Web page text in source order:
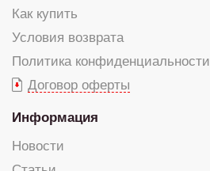
Как купить
Условия возврата
Политика конфиденциальности
Договор оферты
Информация
Новости